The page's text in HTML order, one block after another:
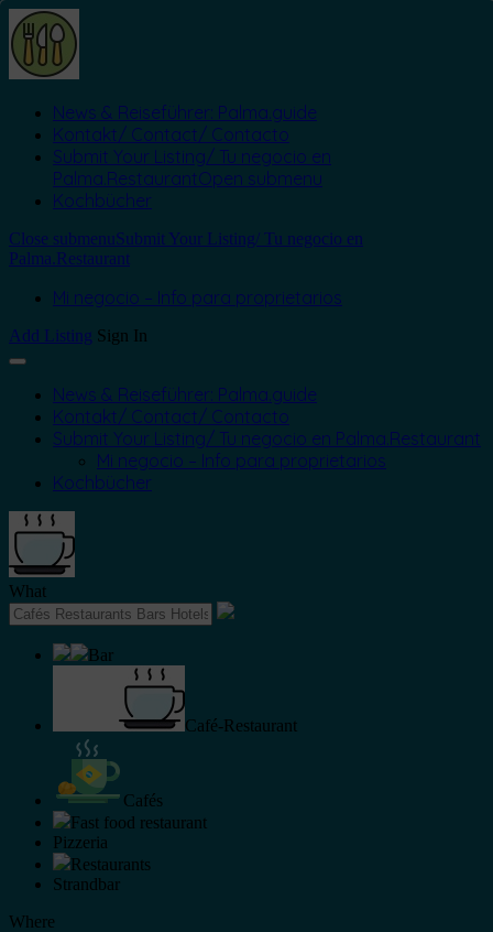
News & Reiseführer: Palma.guide
Kontakt/ Contact/ Contacto
Submit Your Listing/ Tu negocio en
Palma.RestaurantOpen submenu
Kochbücher
Close submenuSubmit Your Listing/ Tu negocio en
Palma.Restaurant
Mi negocio – Info para proprietarios
Add Listing Sign In
News & Reiseführer: Palma.guide
Kontakt/ Contact/ Contacto
Submit Your Listing/ Tu negocio en Palma.Restaurant
Mi negocio – Info para proprietarios
Kochbücher
What
Bar
Café-Restaurant
Cafés
Fast food restaurant
Pizzeria
Restaurants
Strandbar
Where